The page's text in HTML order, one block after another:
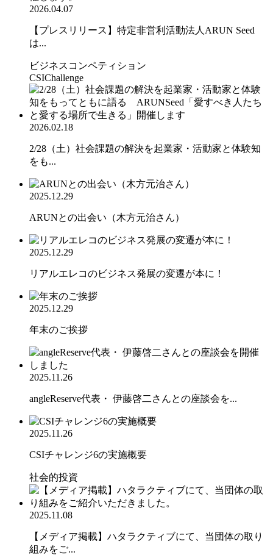
2026.04.07
【プレスリリース】特定非営利活動法人ARUN Seed
は...
ビジネスコンペティション
CSIChallenge
2026.02.18
2/28（土）社会課題の解決を起業家・活動家と体験知
をも...
2025.12.29
ARUNとの出会い（木方元治さん）
2025.12.29
リアルエレコのビジネス発展の変遷が本に！
2025.12.29
年末のご挨拶
2025.11.26
angleReserve代表・ 伊藤啓二さんとの座談会を...
2025.11.26
CSIチャレンジ6の実施概要
社会的投資
2025.11.08
【メディア掲載】ハタラクティブにて、当団体の取り
組みをご...